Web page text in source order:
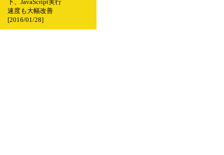
下、JavaScript実行
速度も大幅改善
[2016/01/28]